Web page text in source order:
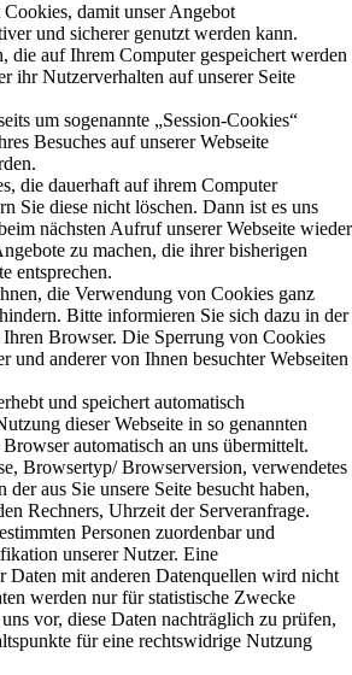
damit unser Angebot
und sicherer genutzt werden kann.
die auf Ihrem Computer gespeichert werden
ihr Nutzerverhalten auf unserer Seite
um sogenannte „Session-Cookies“
Besuches auf unserer Webseite
die dauerhaft auf ihrem Computer
Sie diese nicht löschen. Dann ist es uns
nächsten Aufruf unserer Webseite wieder
zu machen, die ihrer bisherigen
entsprechen.
die Verwendung von Cookies ganz
Bitte informieren Sie sich dazu in der
Browser. Die Sperrung von Cookies
und anderer von Ihnen besuchter Webseiten
und speichert automatisch
dieser Webseite in so genannten
automatisch an uns übermittelt.
Browsertyp/ Browserversion, verwendetes
der aus Sie unsere Seite besucht haben,
Rechners, Uhrzeit der Serveranfrage.
Personen zuordenbar und
unserer Nutzer. Eine
Daten mit anderen Datenquellen wird nicht
werden nur für statistische Zwecke
vor, diese Daten nachträglich zu prüfen,
für eine rechtswidrige Nutzung